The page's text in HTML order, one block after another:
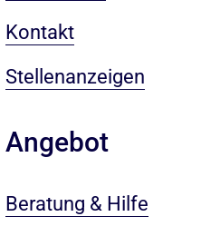
Kontakt
Stellenanzeigen
Angebot
Beratung & Hilfe